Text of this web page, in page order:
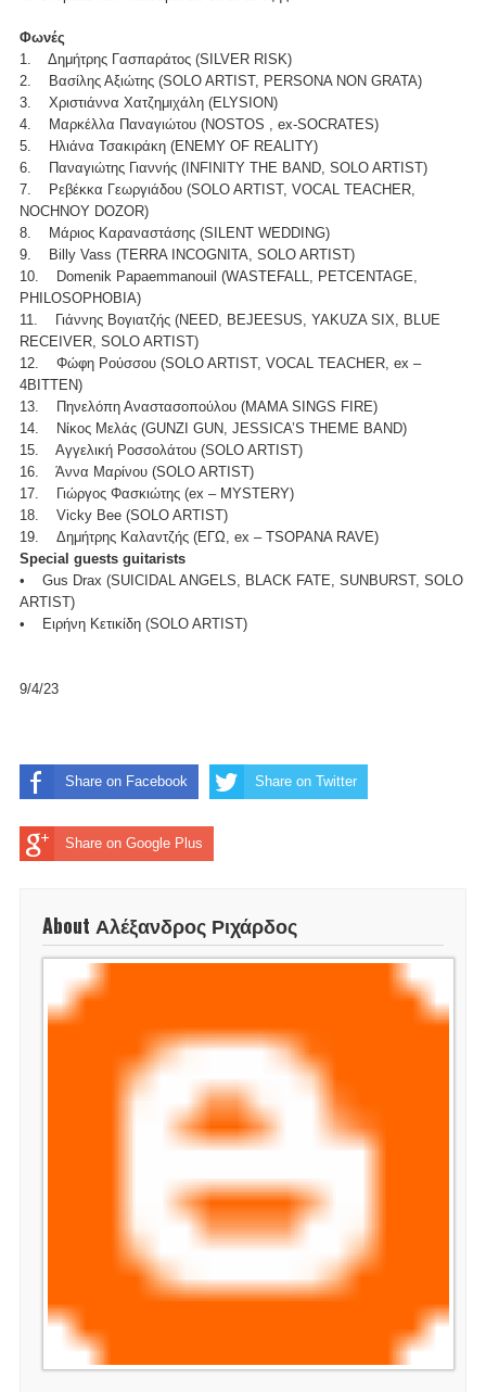
Φωνές
1. Δημήτρης Γασπαράτος (SILVER RISK)
2. Βασίλης Αξιώτης (SOLO ARTIST, PERSONA NON GRATA)
3. Χριστιάννα Χατζημιχάλη (ELYSION)
4. Μαρκέλλα Παναγιώτου (NOSTOS , ex-SOCRATES)
5. Ηλιάνα Τσακιράκη (ENEMY OF REALITY)
6. Παναγιώτης Γιαννής (INFINITY THE BAND, SOLO ARTIST)
7. Ρεβέκκα Γεωργιάδου (SOLO ARTIST, VOCAL TEACHER,
NOCHNOY DOZOR)
8. Μάριος Καραναστάσης (SILENT WEDDING)
9. Billy Vass (TERRA INCOGNITA, SOLO ARTIST)
10. Domenik Papaemmanouil (WASTEFALL, PETCENTAGE,
PHILOSOPHOBIA)
11. Γιάννης Βογιατζής (NEED, BEJEESUS, YAKUZA SIX, BLUE
RECEIVER, SOLO ARTIST)
12. Φώφη Ρούσσου (SOLO ARTIST, VOCAL TEACHER, ex –
4BITTEN)
13. Πηνελόπη Αναστασοπούλου (MAMA SINGS FIRE)
14. Νίκος Μελάς (GUNZI GUN, JESSICA’S THEME BAND)
15. Αγγελική Ροσσολάτου (SOLO ARTIST)
16. Άννα Μαρίνου (SOLO ARTIST)
17. Γιώργος Φασκιώτης (ex – MYSTERY)
18. Vicky Bee (SOLO ARTIST)
19. Δημήτρης Καλαντζής (ΕΓΩ, ex – TSOPANA RAVE)
Special guests guitarists
• Gus Drax (SUICIDAL ANGELS, BLACK FATE, SUNBURST, SOLO
ARTIST)
• Ειρήνη Κετικίδη (SOLO ARTIST)
9/4/23
Share on Facebook Share on Twitter
Share on Google Plus
About Αλέξανδρος Ριχάρδος